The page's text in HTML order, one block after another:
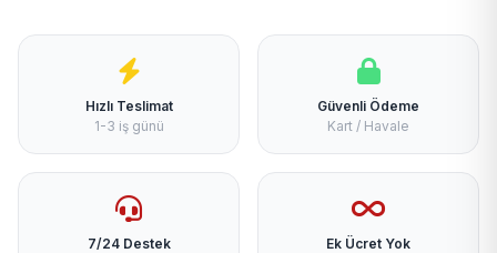
Hızlı Teslimat
1-3 iş günü
Güvenli Ödeme
Kart / Havale
7/24 Destek
Ek Ücret Yok